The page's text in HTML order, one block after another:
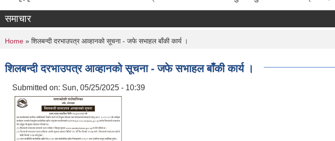
समाचार
You are here
Home » शिलबन्दी दरभाउपत्र आव्हानको सूचना - जफे सभाहल बाँकी कार्य ।
शिलबन्दी दरभाउपत्र आव्हानको सूचना - जफे सभाहल बाँकी कार्य ।
Submitted on: Sun, 05/25/2025 - 10:39